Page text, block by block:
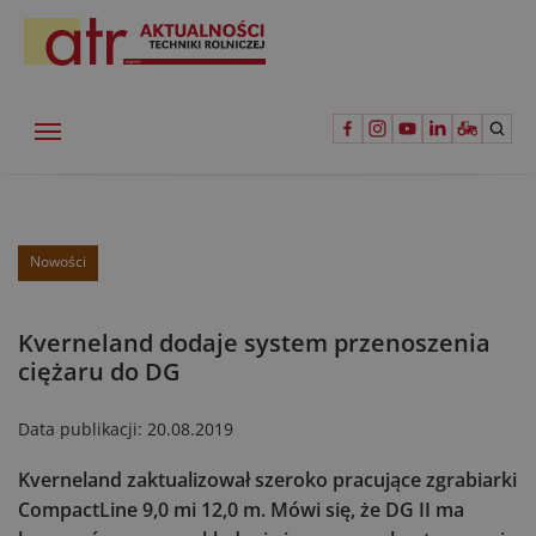
Nowości
Kverneland dodaje system przenoszenia
ciężaru do DG
Data publikacji: 20.08.2019
Kverneland zaktualizował szeroko pracujące zgrabiarki
CompactLine 9,0 mi 12,0 m. Mówi się, że DG II ma